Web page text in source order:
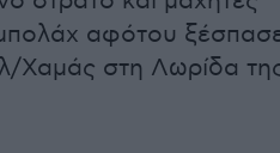
αφότου
Χαμάς στη Λωρίδα